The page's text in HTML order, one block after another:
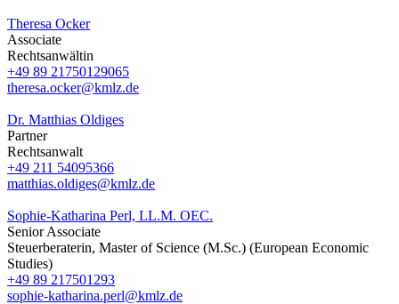
Theresa Ocker
Associate
Rechtsanwältin
+49 89 21750129065
theresa.ocker@kmlz.de
Dr. Matthias Oldiges
Partner
Rechtsanwalt
+49 211 54095366
matthias.oldiges@kmlz.de
Sophie-Katharina Perl, LL.M. OEC.
Senior Associate
Steuerberaterin, Master of Science (M.Sc.) (European Economic
Studies)
+49 89 217501293
sophie-katharina.perl@kmlz.de